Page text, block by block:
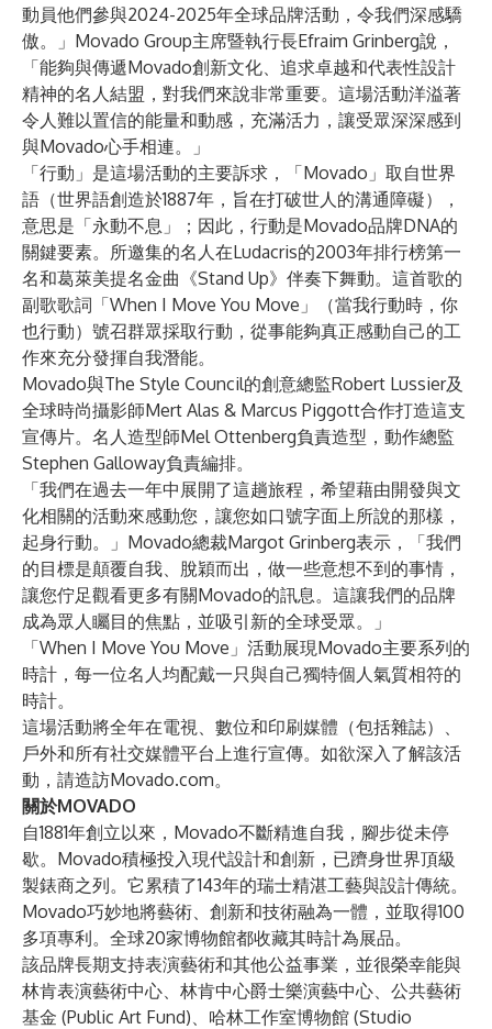
動員他們參與2024-2025年全球品牌活動，令我們深感驕
傲。」Movado Group主席暨執行長Efraim Grinberg說，
「能夠與傳遞Movado創新文化、追求卓越和代表性設計
精神的名人結盟，對我們來說非常重要。這場活動洋溢著
令人難以置信的能量和動感，充滿活力，讓受眾深深感到
與Movado心手相連。」
「行動」是這場活動的主要訴求，「Movado」取自世界
語（世界語創造於1887年，旨在打破世人的溝通障礙），
意思是「永動不息」；因此，行動是Movado品牌DNA的
關鍵要素。所邀集的名人在Ludacris的2003年排行榜第一
名和葛萊美提名金曲《Stand Up》伴奏下舞動。這首歌的
副歌歌詞「When I Move You Move」（當我行動時，你
也行動）號召群眾採取行動，從事能夠真正感動自己的工
作來充分發揮自我潛能。
Movado與The Style Council的創意總監Robert Lussier及
全球時尚攝影師Mert Alas & Marcus Piggott合作打造這支
宣傳片。名人造型師Mel Ottenberg負責造型，動作總監
Stephen Galloway負責編排。
「我們在過去一年中展開了這趟旅程，希望藉由開發與文
化相關的活動來感動您，讓您如口號字面上所說的那樣，
起身行動。」Movado總裁Margot Grinberg表示，「我們
的目標是顛覆自我、脫穎而出，做一些意想不到的事情，
讓您佇足觀看更多有關Movado的訊息。這讓我們的品牌
成為眾人矚目的焦點，並吸引新的全球受眾。」
「When I Move You Move」活動展現Movado主要系列的
時計，每一位名人均配戴一只與自己獨特個人氣質相符的
時計。
這場活動將全年在電視、數位和印刷媒體（包括雜誌）、
戶外和所有社交媒體平台上進行宣傳。如欲深入了解該活
動，請造訪Movado.com。
關於MOVADO
自1881年創立以來，Movado不斷精進自我，腳步從未停
歇。Movado積極投入現代設計和創新，已躋身世界頂級
製錶商之列。它累積了143年的瑞士精湛工藝與設計傳統。
Movado巧妙地將藝術、創新和技術融為一體，並取得100
多項專利。全球20家博物館都收藏其時計為展品。
該品牌長期支持表演藝術和其他公益事業，並很榮幸能與
林肯表演藝術中心、林肯中心爵士樂演藝中心、公共藝術
基金 (Public Art Fund)、哈林工作室博物館 (Studio